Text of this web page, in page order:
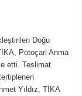
Doğu
Potoçari Anma
etti. Teslimat
Yıldız, TİKA